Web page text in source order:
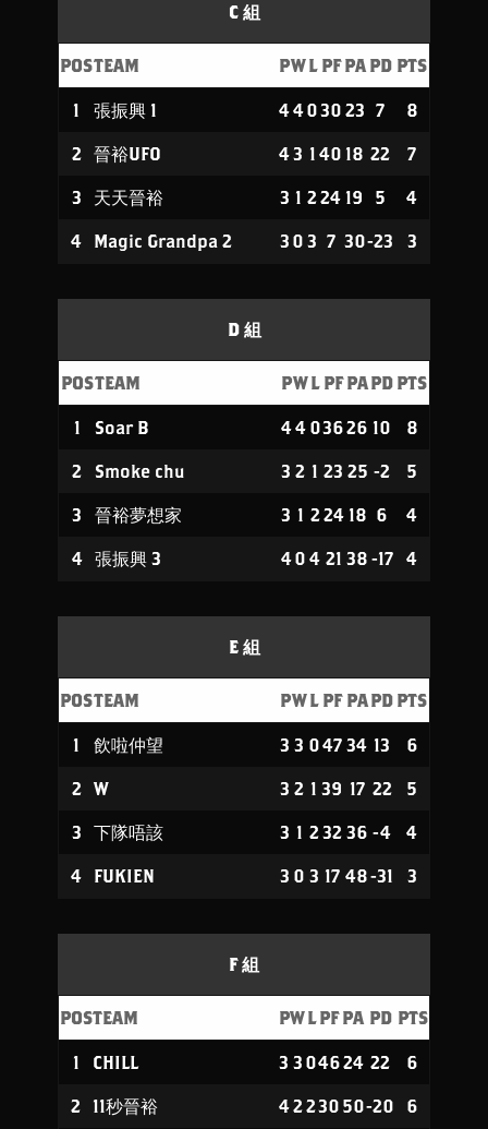
C 組
POSTEAM PWL PF PA PD PTS
1 張振興 1 44030 23 7 8
2 晉裕UFO 43 1 40 18 22 7
3 天天晉裕 3 1 224 19 5 4
4 Magic Grandpa 2 3 0 3 7 30-23 3
D 組
POSTEAM PWL PF PAPD PTS
1 Soar B 44 03626 10 8
2 Smoke chu 3 2 1 23 25 -2 5
3 晉裕夢想家 3 1 224 18 6 4
4 張振興 3 40 4 21 38 -17 4
E 組
POSTEAM PWL PF PAPD PTS
1 飲啦仲望 3 3 047 34 13 6
2 W 3 2 1 39 17 22 5
3 下隊唔該 3 1 232 36 -4 4
4 FUKIEN 3 0 3 17 48-31 3
F 組
POSTEAM PWL PF PA PD PTS
1 CHILL 3 3 04624 22 6
2 11秒晉裕 42230 50-20 6